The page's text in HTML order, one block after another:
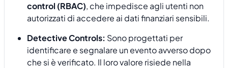
control (RBAC), che impedisce agli utenti non
autorizzati di accedere ai dati finanziari sensibili.
Detective Controls: Sono progettati per
identificare e segnalare un evento avverso dopo
che si è verificato. Il loro valore risiede nella